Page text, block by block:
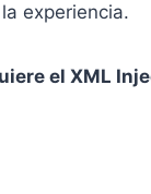
experiencia.
el XML